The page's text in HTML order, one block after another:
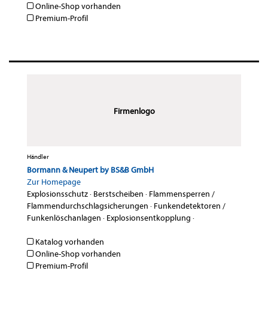
Online-Shop vorhanden
Premium-Profil
Firmenlogo
Händler
Bormann & Neupert by BS&B GmbH
Zur Homepage
Explosionsschutz· Berstscheiben · Flammensperren /
Flammendurchschlagsicherungen · Funkendetektoren /
Funkenlöschanlagen · Explosionsentkopplung ·
Katalog vorhanden
Online-Shop vorhanden
Premium-Profil